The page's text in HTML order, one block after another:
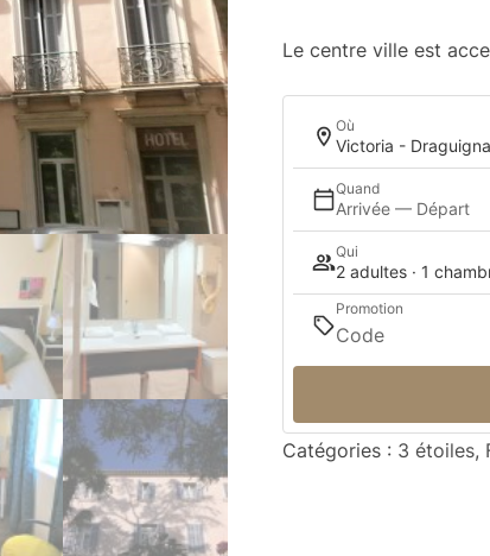
Le centre ville est
Où
Victoria -
Quand
Arrivée — Départ
Qui
2 adultes · 1
Promotion
Catégories : 3 étoiles,